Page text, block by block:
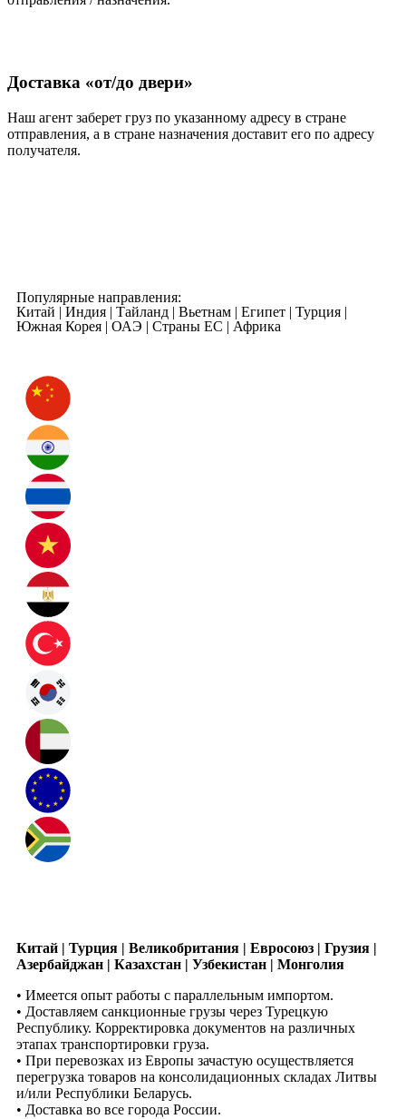
Доставка «от/до двери»
Наш агент заберет груз по указанному адресу в стране
отправления, а в стране назначения доставит его по адресу
получателя.
Популярные направления:
Китай | Индия | Тайланд | Вьетнам | Египет | Турция |
Южная Корея | ОАЭ | Страны ЕС | Африка
Китай | Турция | Великобритания | Евросоюз | Грузия |
Азербайджан | Казахстан | Узбекистан | Монголия
• Имеется опыт работы с параллельным импортом.
• Доставляем санкционные грузы через Турецкую
Республику. Корректировка документов на различных
этапах транспортировки груза.
• При перевозках из Европы зачастую осуществляется
перегрузка товаров на консолидационных складах Литвы
и/или Республики Беларусь.
• Доставка во все города России.